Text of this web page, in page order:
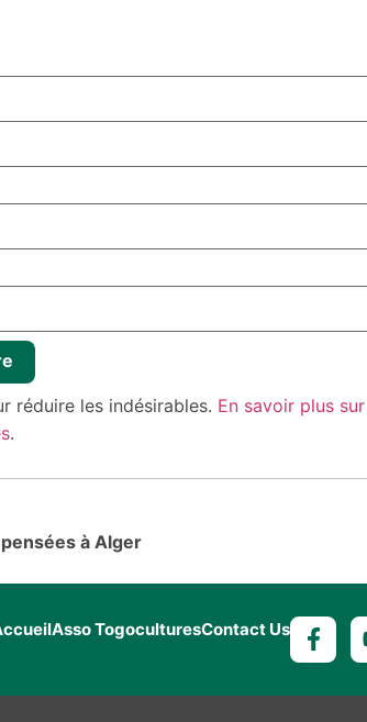
réduire les indésirables. En savoir plus
.
à Alger
Asso TogoculturesContact Us